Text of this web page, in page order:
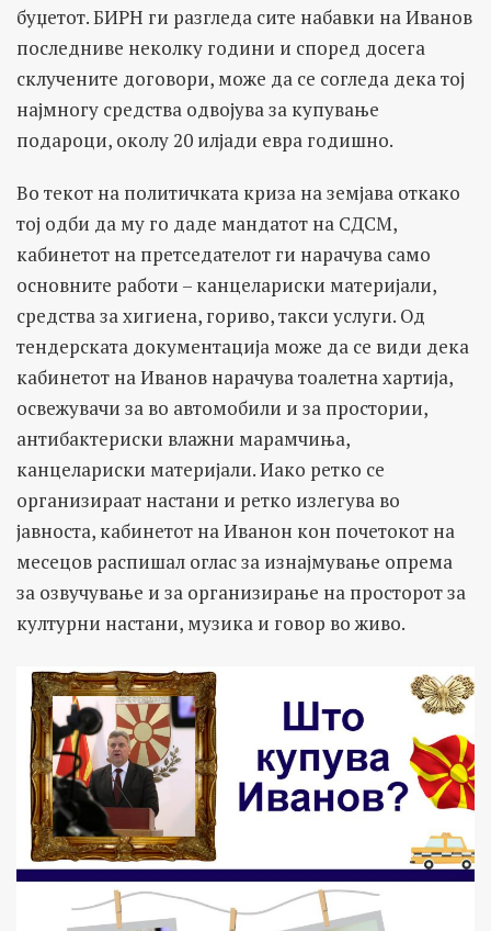
буџетот. БИРН ги разгледа сите набавки на Иванов
последниве неколку години и според досега
склучените договори, може да се согледа дека тој
најмногу средства одвојува за купување
подароци, околу 20 илјади евра годишно.
Во текот на политичката криза на земјава откако
тој одби да му го даде мандатот на СДСМ,
кабинетот на претседателот ги нарачува само
основните работи – канцелариски материјали,
средства за хигиена, гориво, такси услуги. Од
тендерската документација може да се види дека
кабинетот на Иванов нарачува тоалетна хартија,
освежувачи за во автомобили и за простории,
антибактериски влажни марамчиња,
канцелариски материјали. Иако ретко се
организираат настани и ретко излегува во
јавноста, кабинетот на Иванон кон почетокот на
месецов распишал оглас за изнајмување опрема
за озвучување и за организирање на просторот за
културни настани, музика и говор во живо.